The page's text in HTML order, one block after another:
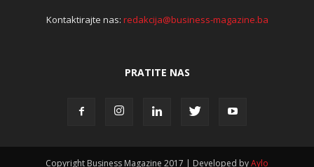
Kontaktirajte nas: redakcija@business-magazine.ba
PRATITE NAS
Copyright Business Magazine 2017 | Developed byAylo